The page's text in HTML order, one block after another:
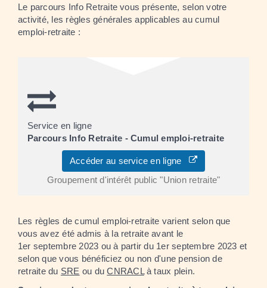
Le parcours Info Retraite vous présente, selon votre
activité, les règles générales applicables au cumul
emploi-retraite :
Service en ligne
Parcours Info Retraite - Cumul emploi-retraite
Accéder au service en ligne
Groupement d'intérêt public "Union retraite"
Les règles de cumul emploi-retraite varient selon que
vous avez été admis à la retraite avant le
1er septembre 2023 ou à partir du 1erseptembre 2023 et
selon que vous bénéficiez ou non d'une pension de
retraite du SRE ou duCNRACLà taux plein.